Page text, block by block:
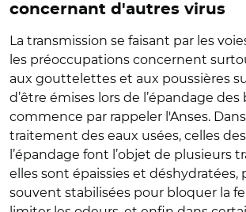
concernant d'autres virus
La transmission se faisant par les
les préoccupations concernent
aux gouttelettes et aux poussières
d’être émises lors de l’épandage des
commence par rappeler l'Anses.
traitement des eaux usées, celles
l’épandage font l’objet de plusieurs
elles sont épaissies et déshydratées,
souvent stabilisées pour bloquer la